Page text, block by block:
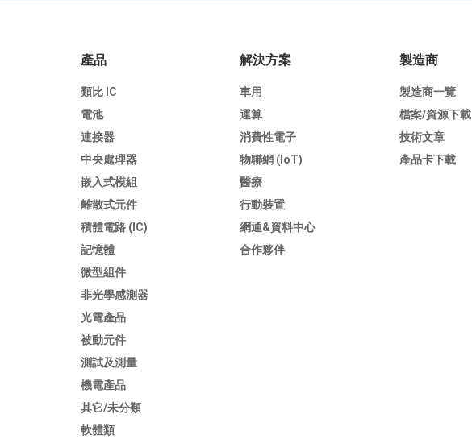
產品
類比 IC
電池
連接器
中央處理器
嵌入式模組
離散式元件
積體電路 (IC)
記憶體
微型組件
非光學感測器
光電產品
被動元件
測試及測量
機電產品
其它/未分類
軟體類
解決方案
車用
運算
消費性電子
物聯網 (IoT)
醫療
行動裝置
網通&資料中心
合作夥伴
製造商
製造商一覽
檔案/資源下載
技術文章
產品卡下載